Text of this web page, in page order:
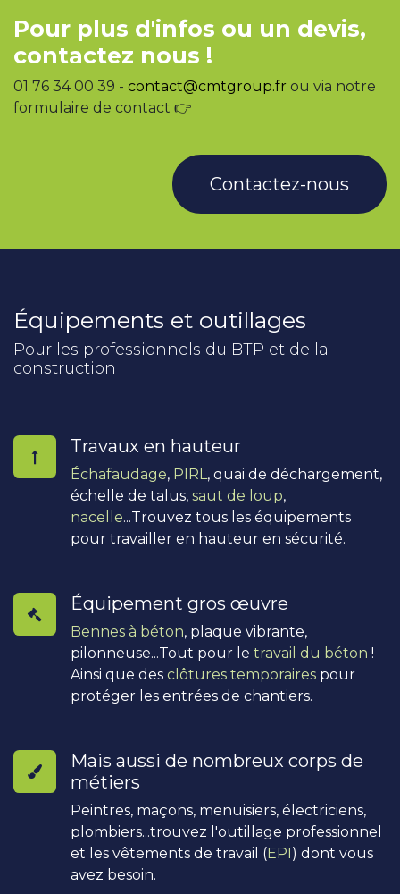
Pour plus d'infos ou un devis,
contactez nous !
01 76 34 00 39 - contact@cmtgroup.fr ou via notre
formulaire de contact 👉
Contactez-nous
Équipements et outillages
Pour les professionnels du BTP et de la
construction
Travaux en hauteur
Échafaudage, PIRL, quai de déchargement,
échelle de talus, saut de loup,
nacelle...Trouvez tous les équipements
pour travailler en hauteur en sécurité.
Équipement gros œuvre
Bennes à béton, plaque vibrante,
pilonneuse...Tout pour le travail du béton !
Ainsi que des clôtures temporaires pour
protéger les entrées de chantiers.
Mais aussi de nombreux corps de
métiers
Peintres, maçons, menuisiers, électriciens,
plombiers...trouvez l'outillage professionnel
et les vêtements de travail (EPI) dont vous
avez besoin.